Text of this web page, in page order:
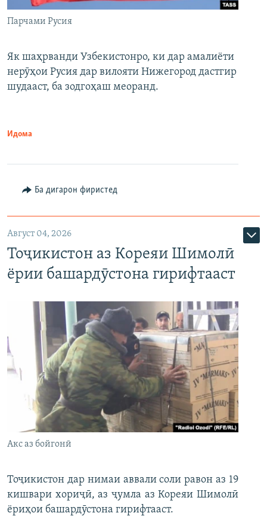
Парчами Русия
Як шаҳрванди Узбекистонро, ки дар амалиёти
нерӯҳои Русия дар вилояти Нижегород дастгир
шудааст, ба зодгоҳаш меоранд.
Идома
Ба дигарон фиристед
Август 04, 2026
Тоҷикистон аз Кореяи Шимолӣ
ёрии башардӯстона гирифтааст
Акс аз бойгонӣ
Тоҷикистон дар нимаи аввали соли равон аз 19
кишвари хориҷӣ, аз ҷумла аз Кореяи Шимолӣ
ёриҳои башардӯстона гирифтааст.